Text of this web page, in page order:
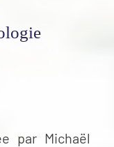
par Michaël